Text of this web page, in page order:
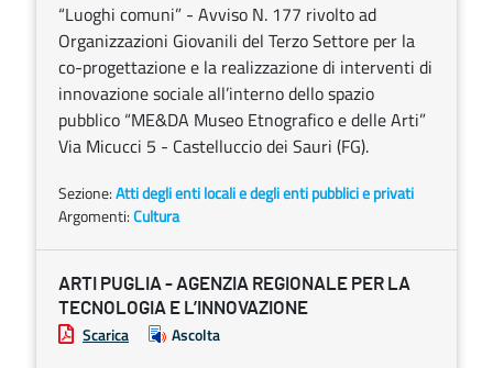
“Luoghi comuni” - Avviso N. 177 rivolto ad
Organizzazioni Giovanili del Terzo Settore per la
co-progettazione e la realizzazione di interventi di
innovazione sociale all’interno dello spazio
pubblico “ME&DA Museo Etnografico e delle Arti”
Via Micucci 5 - Castelluccio dei Sauri (FG).
Sezione:Atti degli enti locali e degli enti pubblici e privati
Argomenti:Cultura
ARTI PUGLIA - AGENZIA REGIONALE PER LA
TECNOLOGIA E L’INNOVAZIONE
Scarica Ascolta